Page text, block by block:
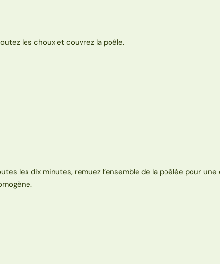
les choux et couvrez la poêle.
les dix minutes, remuez l’ensemble de la poêlée pour